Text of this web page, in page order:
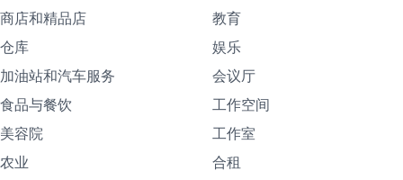
商店和精品店
仓库
加油站和汽车服务
食品与餐饮
美容院
农业
教育
娱乐
会议厅
工作空间
工作室
合租